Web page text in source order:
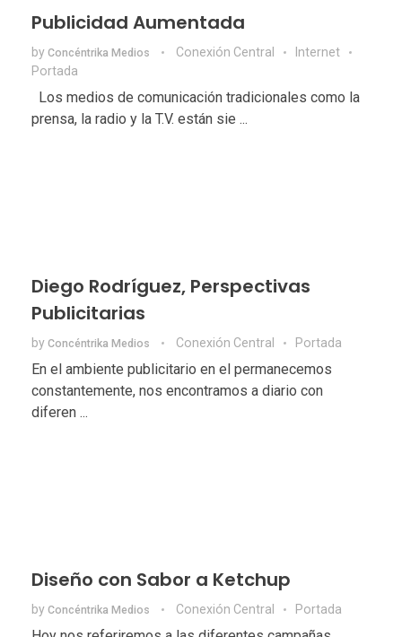
Publicidad Aumentada
by Concéntrika Medios Conexión Central
Internet
Portada
Los medios de comunicación tradicionales como la
prensa, la radio y la T.V. están sie ...
Diego Rodríguez, Perspectivas
Publicitarias
by Concéntrika Medios Conexión Central Portada
En el ambiente publicitario en el permanecemos
constantemente, nos encontramos a diario con
diferen ...
Diseño con Sabor a Ketchup
by Concéntrika Medios Conexión Central Portada